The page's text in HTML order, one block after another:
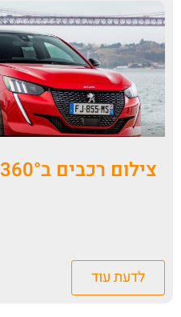
צילום רכבים ב360°
לדעת עוד